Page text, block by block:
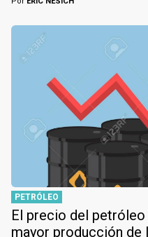
PETRÓLEO
El precio del
mayor producción de